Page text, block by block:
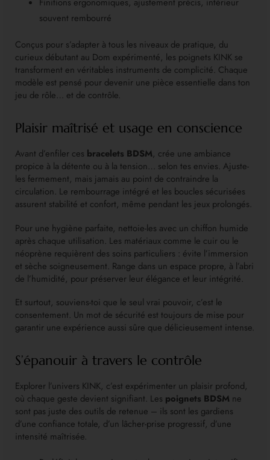
souvent rembourré
Conçus pour s’adapter à tous les niveaux de pratique, du
curieux débutant au Dom expérimenté, les poignets KINK se
transforment en véritables instruments de complicité. Chaque
modèle est pensé pour devenir une pièce essentielle dans ton
jeu de rôle… et de contrôle.
Plaisir maîtrisé et usage en conscience
Avant d’enfiler ces bracelets BDSM, crée une ambiance
propice à la détente ou à la tension… selon tes envies. Ajuste-
les fermement, mais jamais au point de contraindre la
circulation. Le rembourrage intégré et les boucles sécurisées
assurent stabilité et confort, même pendant les jeux prolongés.
Pour une hygiène parfaite, nettoie-les avec un chiffon humide
après chaque utilisation. Les matériaux comme le cuir ou le
néoprène requièrent des soins particuliers : évite l’immersion
et sèche soigneusement. Range dans un espace propre, à l’abri
de l’humidité, pour préserver leur élégance et leur intégrité.
Et surtout, souviens-toi que le seul vrai pouvoir, c’est le
consentement. Un mot de sécurité est toujours de mise pour
garantir une expérience aussi sûre que délicieusement intense.
S’épanouir à travers le contrôle
Explorer l’univers KINK, c’est expérimenter un plaisir profond,
où chaque geste devient signifiant. Les poignets BDSM ne
sont pas juste des outils de retenue – ils sont les gardiens
d’une confiance totale, d’un lâcher-prise progressif, d’une
intensité maîtrisée.